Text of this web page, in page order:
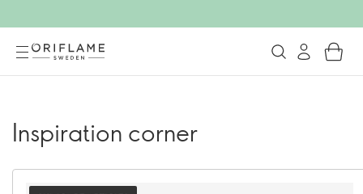
Inspiration corner